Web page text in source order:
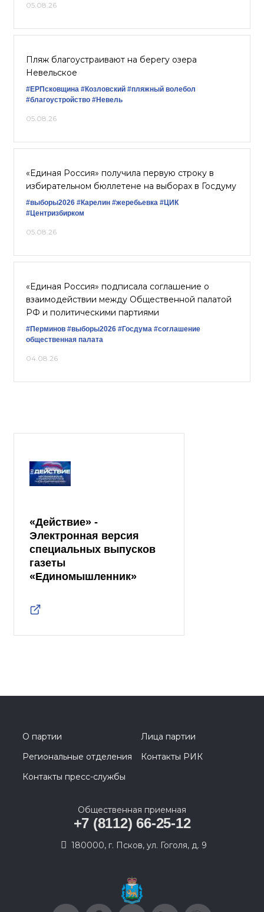
05.08.26
Пляж благоустраивают на берегу озера
Невельское
#ЕРПсковщина #Козловский #пляжный волебол
#благоустройство #Невель
05.08.26
«Единая Россия» получила первую строку в
избирательном бюллетене на выборах в Госдуму
#выборы2026 #Карелин #жеребьевка #ЦИК
#Центризбирком
05.08.26
«Единая Россия» подписала соглашение о
взаимодействии между Общественной палатой
РФ и политическими партиями
#Перминов #выборы2026 #Госдума #соглашение
общественная палата
04.08.26
«Действие» -
Электронная версия
специальных выпусков
газеты
«Единомышленник»
О партии
Лица партии
Региональные отделения
Контакты РИК
Контакты пресс-службы
Общественная приемная
+7 (8112) 66-25-12
180000, г. Псков, ул. Гоголя, д. 9